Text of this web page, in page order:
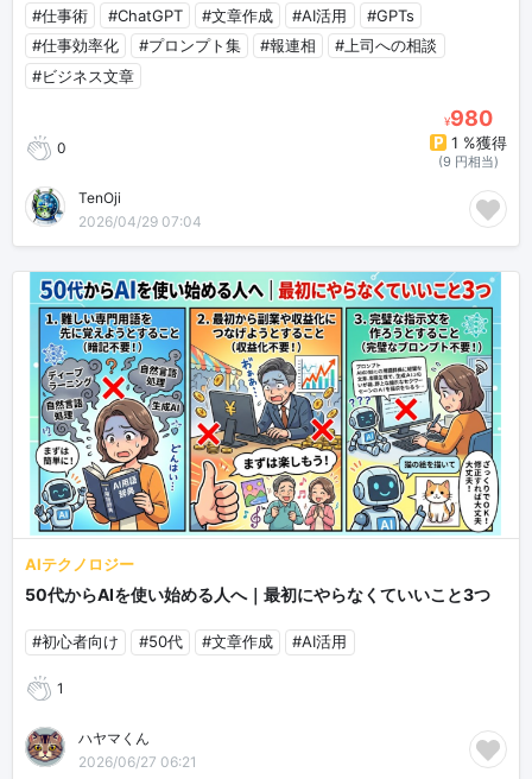
#仕事術 #ChatGPT #文章作成 #AI活用
#GPTs
#仕事効率化
#プロンプト集 #報連相
#上司への相談
#ビジネス文章
0
¥980
1 %獲得
(9 円相当)
TenOji
2026/04/29 07:04
AIテクノロジー
50代からAIを使い始める人へ｜最初にやらなくていいこと3つ
#初心者向け #50代 #文章作成 #AI活用
1
ハヤマくん
2026/06/27 06:21